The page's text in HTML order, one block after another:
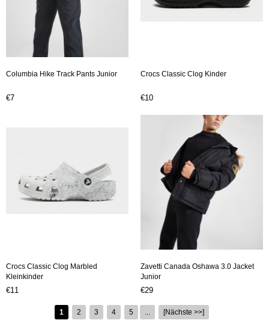
Columbia Hike Track Pants Junior
€7
Crocs Classic Clog Kinder
€10
Crocs Classic Clog Marbled
Kleinkinder
€11
Zavetti Canada Oshawa 3.0 Jacket
Junior
€29
1 2 3 4 5 ... [Nächste >>]